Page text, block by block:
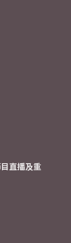
直播及重